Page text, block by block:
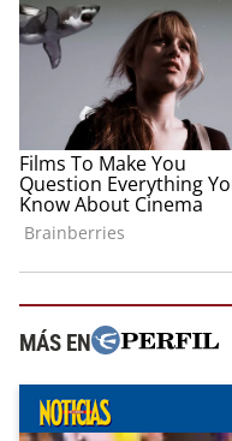
MÁS EN